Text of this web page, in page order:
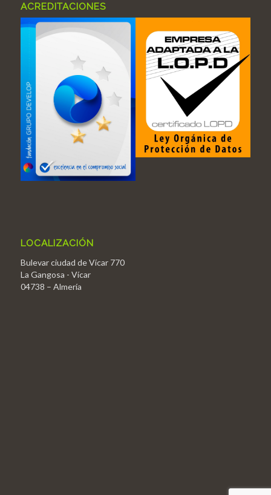
ACREDITACIONES
LOCALIZACIÓN
Bulevar ciudad de Vícar 770
La Gangosa - Vícar
04738 – Almería